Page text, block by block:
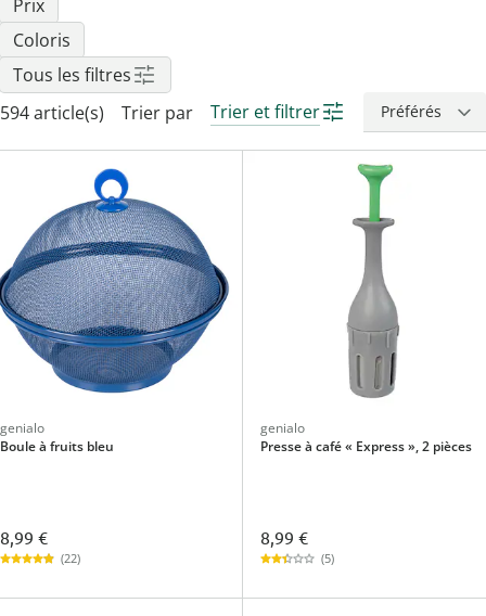
Prix
Coloris
Tous les filtres
594 article(s)
Trier par Trier et filtrer
genialo
Boule à fruits bleu
8,99 €
(22)
genialo
Presse à café « Express », 2 pièces
8,99 €
(5)